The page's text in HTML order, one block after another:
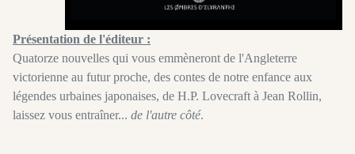
Présentation de l'éditeur :
Quatorze nouvelles qui vous emmèneront de l'Angleterre
victorienne au futur proche, des contes de notre enfance aux
légendes urbaines japonaises, de H.P. Lovecraft à Jean Rollin,
laissez vous entraîner... de l'autre côté.